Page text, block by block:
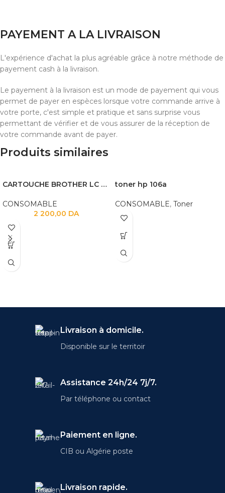
PAYEMENT A LA LIVRAISON
L'expérience d'achat la plus agréable grâce à notre méthode de
payement cash à la livraison.
Le payement à la livraison est un mode de payement qui vous
permet de payer en espèces lorsque votre commande arrive à
votre porte, c'est simple et pratique et sans surprise vous
permettant de vérifier et de vous assurer de la réception de
votre commande avant de payer.
Produits similaires
CARTOUCHE BROTHER LC 3217
CONSOMABLE
2 200,00 DA
toner hp 106a
CONSOMABLE, Toner
Livraison à domicile.
Disponible sur le territoir
Assistance 24h/24 7j/7.
Par téléphone ou contact
Paiement en ligne.
CIB ou Algérie poste
Livraison rapide.